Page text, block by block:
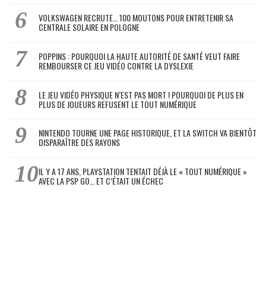
VOLKSWAGEN RECRUTE… 100 MOUTONS POUR ENTRETENIR SA
CENTRALE SOLAIRE EN POLOGNE
POPPINS : POURQUOI LA HAUTE AUTORITÉ DE SANTÉ VEUT FAIRE
REMBOURSER CE JEU VIDÉO CONTRE LA DYSLEXIE
LE JEU VIDÉO PHYSIQUE N’EST PAS MORT ! POURQUOI DE PLUS EN
PLUS DE JOUEURS REFUSENT LE TOUT NUMÉRIQUE
NINTENDO TOURNE UNE PAGE HISTORIQUE, ET LA SWITCH VA BIENTÔT
DISPARAÎTRE DES RAYONS
IL Y A 17 ANS, PLAYSTATION TENTAIT DÉJÀ LE « TOUT NUMÉRIQUE »
AVEC LA PSP GO… ET C’ÉTAIT UN ÉCHEC